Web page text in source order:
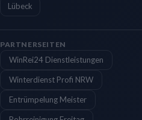
Lübeck
PARTNERSEITEN
WinRei24 Dienstleistungen
Winterdienst Profi NRW
Entrümpelung Meister